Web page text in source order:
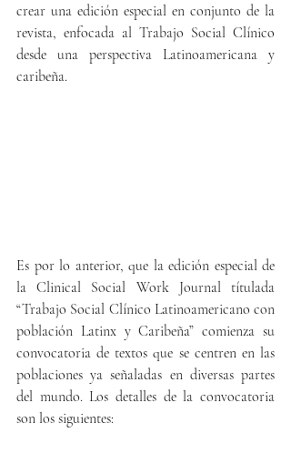
crear una edición especial en conjunto de la
revista, enfocada al Trabajo Social Clínico
desde una perspectiva Latinoamericana y
caribeña.
Es por lo anterior, que la edición especial de
la Clinical Social Work Journal títulada
“Trabajo Social Clínico Latinoamericano con
población Latinx y Caribeña” comienza su
convocatoria de textos que se centren en las
poblaciones ya señaladas en diversas partes
del mundo. Los detalles de la convocatoria
son los siguientes: